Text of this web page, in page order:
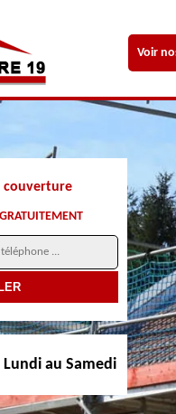
Voir
couverture
au Samedi